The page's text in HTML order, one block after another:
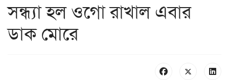
সন্ধ্যা হল ওগো রাখাল এবার
ডাক মোরে